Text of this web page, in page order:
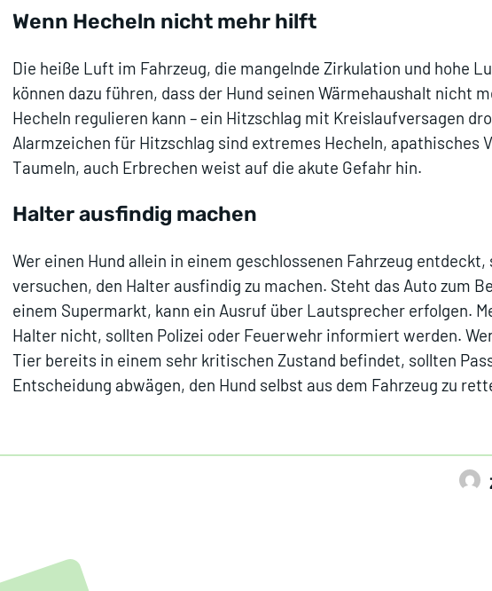
Wenn Hecheln nicht mehr hilft
Die heiße Luft im Fahrzeug, die mangelnde Zirkulation und hohe
können dazu führen, dass der Hund seinen Wärmehaushalt nicht
Hecheln regulieren kann – ein Hitzschlag mit Kreislaufversagen
Alarmzeichen für Hitzschlag sind extremes Hecheln, apathisches
Taumeln, auch Erbrechen weist auf die akute Gefahr hin.
Halter ausfindig machen
Wer einen Hund allein in einem geschlossenen Fahrzeug entdeckt,
versuchen, den Halter ausfindig zu machen. Steht das Auto zum
einem Supermarkt, kann ein Ausruf über Lautsprecher erfolgen.
Halter nicht, sollten Polizei oder Feuerwehr informiert werden.
Tier bereits in einem sehr kritischen Zustand befindet, sollten
Entscheidung abwägen, den Hund selbst aus dem Fahrzeug zu